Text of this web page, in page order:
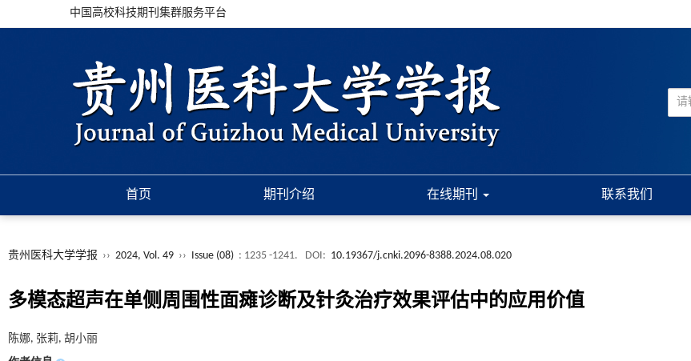
中国高校科技期刊集群服务平台
首页 期刊介绍 在线期刊 联系我们
贵州医科大学学报 ›› 2024, Vol. 49 ›› Issue (08) : 1235 -1241. DOI: 10.19367/j.cnki.2096-8388.2024.08.020
多模态超声在单侧周围性面瘫诊断及针灸治疗效果评估中的应用价值
陈娜, 张莉, 胡小丽